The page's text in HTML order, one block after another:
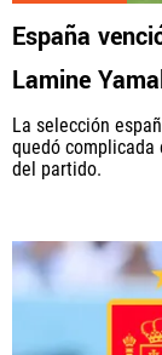
España
Lamine
La selección
quedó complicada
del partido.